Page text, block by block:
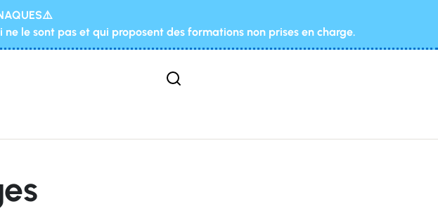
le sont pas et qui proposent des formations non prises en charge.